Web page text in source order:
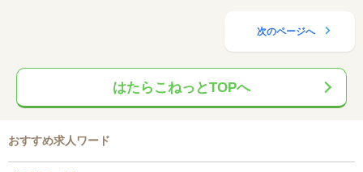
次のページへ
はたらこねっとTOPへ
おすすめ求人ワード